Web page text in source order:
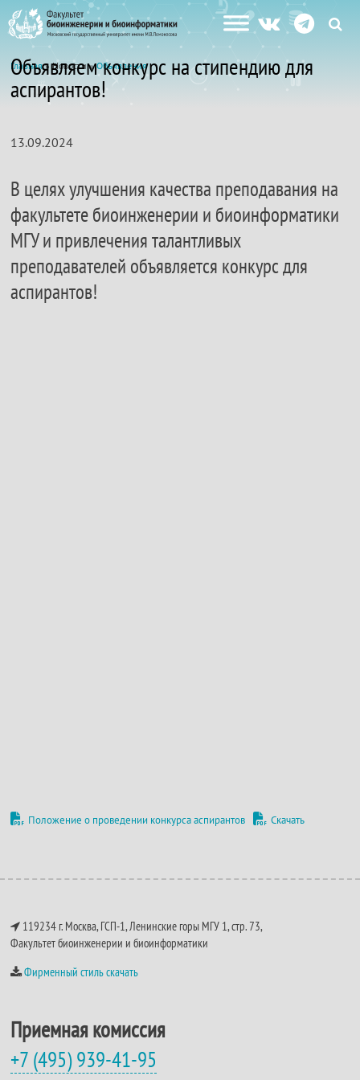
Главная» Новости »Объявления
Объявляем конкурс на стипендию для
аспирантов!
13.09.2024
В целях улучшения качества преподавания на
факультете биоинженерии и биоинформатики
МГУ и привлечения талантливых
преподавателей объявляется конкурс для
аспирантов!
Положение о проведении конкурса аспирантов Скачать
119234 г. Москва, ГСП-1, Ленинские горы МГУ 1, стр. 73,
Факультет биоинженерии и биоинформатики
Фирменный стиль скачать
Приемная комиссия
+7 (495) 939-41-95